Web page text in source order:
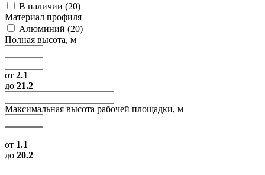
В наличии (20)
Материал профиля
Алюминий (20)
Полная высота, м
от 2.1
до 21.2
Максимальная высота рабочей площадки, м
от 1.1
до 20.2